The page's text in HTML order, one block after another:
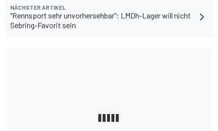
NÄCHSTER ARTIKEL
"Rennsport sehr unvorhersehbar": LMDh-Lager will nicht
Sebring-Favorit sein